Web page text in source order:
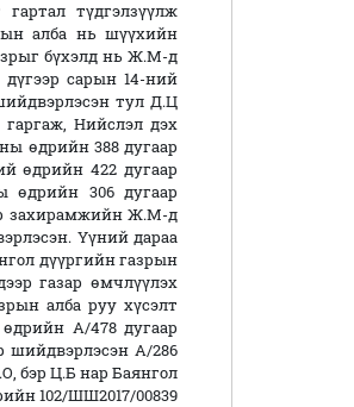
түдгэлзүүлж
алба нь шүүхийн
бүхэлд нь Ж.М-д
сарын 14-ний
тул Д.Ц
Нийслэл дэх
өдрийн 388 дугаар
өдрийн 422 дугаар
өдрийн 306 дугаар
захирамжийн Ж.М-д
Үүний дараа
дүүргийн газрын
газар өмчлүүлэх
алба руу хүсэлт
А/478 дугаар
шийдвэрлэсэн А/286
бэр Ц.Б нар Баянгол
102/ШШ2017/00839